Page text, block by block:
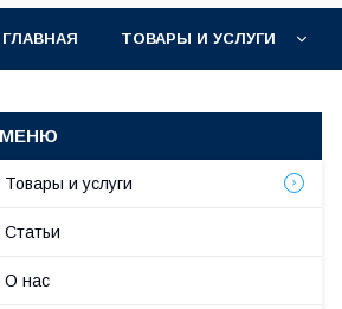
ГЛАВНАЯ ТОВАРЫ И УСЛУГИ
Товары и услуги
Статьи
О нас